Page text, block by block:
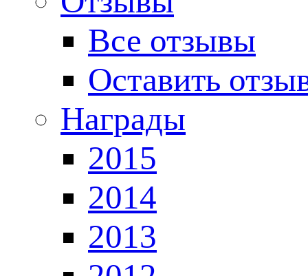
Все отзывы
Оставить
Награды
2015
2014
2013